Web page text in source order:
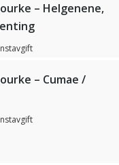
– Helgenene,
– Cumae /